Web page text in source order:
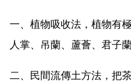
一、植物吸收法，植物有
人掌、吊蘭、蘆薈、君子
二、民間流傳土方法，把